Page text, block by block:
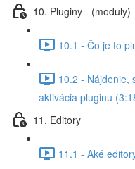
10. Pluginy - (moduly)
10.1 - Čo je to
10.2 - Nájdenie,
aktivácia pluginu
11. Editory
11.1 - Aké